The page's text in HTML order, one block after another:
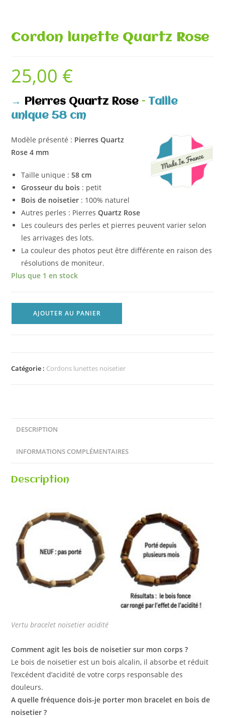
Cordon lunette Quartz Rose
25,00 €
→ Pierres Quartz Rose – Taille
unique 58 cm
Modèle présenté : Pierres Quartz
Rose 4 mm
Taille unique :58 cm
Grosseur du bois : petit
Bois de noisetier : 100% naturel
Autres perles : PierresQuartz Rose
Les couleurs des perles et pierres peuvent varier selon
les arrivages des lots.
La couleur des photos peut être différente en raison des
résolutions de moniteur.
Plus que 1 en stock
AJOUTER AU PANIER
Catégorie : Cordons lunettes noisetier
DESCRIPTION
INFORMATIONS COMPLÉMENTAIRES
Description
Vertu bracelet noisetier acidité
Comment agit les bois de noisetier sur mon corps ?
Le bois de noisetier est un bois alcalin, il absorbe et réduit
l’excédent d’acidité de votre corps responsable des
douleurs.
A quelle fréquence dois-je porter mon bracelet en bois de
noisetier ?